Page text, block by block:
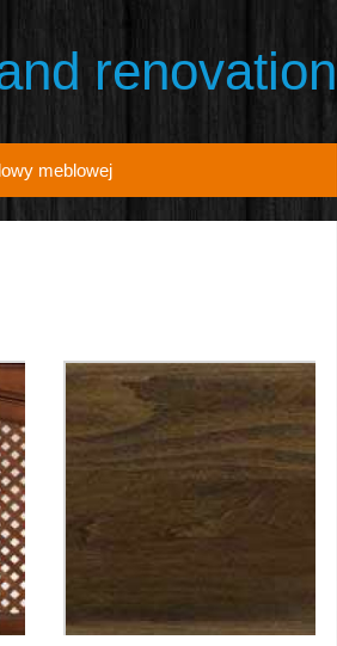
renovation
meblowej